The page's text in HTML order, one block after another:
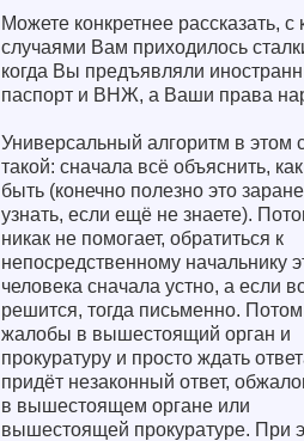
Можете конкретнее рассказать, с
случаями Вам приходилось
когда Вы предъявляли
паспорт и ВНЖ, а Ваши права
Универсальный алгоритм в этом
такой: сначала всё объяснить,
быть (конечно полезно это
узнать, если ещё не знаете).
никак не помогает, обратиться к
непосредственному начальнику
человека сначала устно, а если
решится, тогда письменно.
жалобы в вышестоящий орган и
прокуратуру и просто ждать
придёт незаконный ответ,
в вышестоящем органе или
вышестоящей прокуратуре. При